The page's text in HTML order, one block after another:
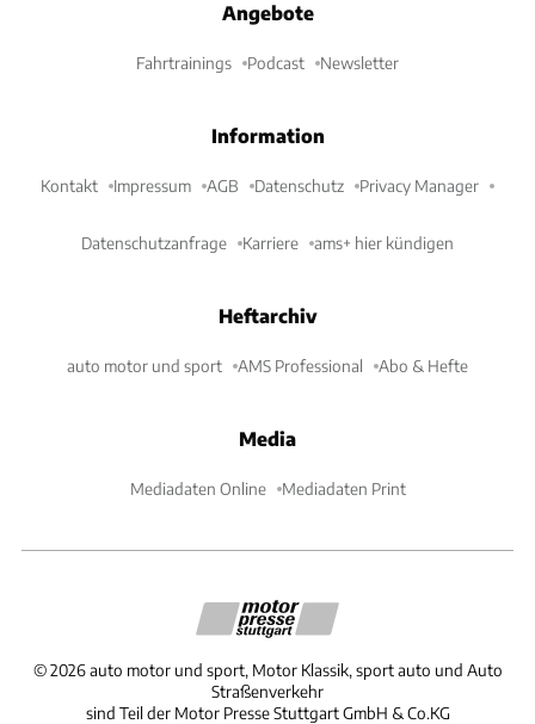
Angebote
Fahrtrainings Podcast Newsletter
Information
Kontakt Impressum AGB Datenschutz Privacy Manager
Datenschutzanfrage Karriere ams+ hier kündigen
Heftarchiv
auto motor und sport AMS Professional Abo & Hefte
Media
Mediadaten Online Mediadaten Print
©2026 auto motor und sport, Motor Klassik, sport auto und Auto
Straßenverkehr
sind Teil der Motor Presse Stuttgart GmbH & Co.KG